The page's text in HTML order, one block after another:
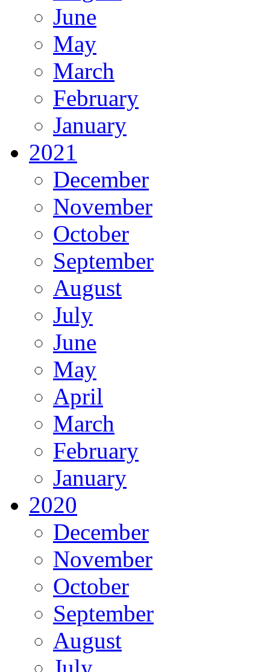
June
May
March
February
January
2021
December
November
October
September
August
July
June
May
April
March
February
January
2020
December
November
October
September
August